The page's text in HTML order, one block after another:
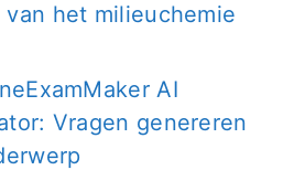
het milieuchemie
AI
Vragen genereren